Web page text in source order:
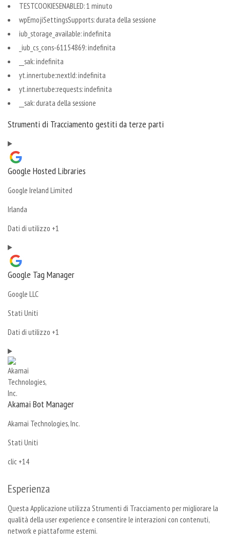
TESTCOOKIESENABLED: 1 minuto
wpEmojiSettingsSupports: durata della sessione
iub_storage_available: indefinita
_iub_cs_cons-61154869: indefinita
__sak: indefinita
yt.innertube::nextId: indefinita
yt.innertube::requests: indefinita
__sak: durata della sessione
Strumenti di Tracciamento gestiti da terze parti
Google Hosted Libraries
Azienda:
Google Ireland Limited
Luogo
trattamento:
Irlanda
Dati
trattati:
Dati di utilizzo +1
Google Tag Manager
Azienda:
Google LLC
Luogo
trattamento:
Stati Uniti
Dati
trattati:
Dati di utilizzo +1
Akamai Bot Manager
Azienda:
Akamai Technologies, Inc.
Luogo
trattamento:
Stati Uniti
Dati
trattati:
clic +14
Esperienza
Questa Applicazione utilizza Strumenti di Tracciamento per migliorare la
qualità della user experience e consentire le interazioni con contenuti,
network e piattaforme esterni.